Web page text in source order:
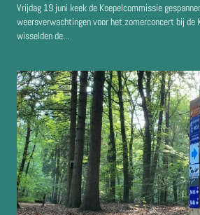
Vrijdag 19 juni keek de Koepelcommissie
weersverwachtingen voor het zomerconcert bij de
wisselden de...